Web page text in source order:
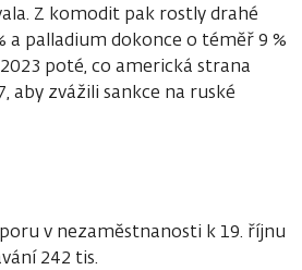
Z komodit pak rostly drahé
a palladium dokonce o téměř 9 %
poté, co americká strana
aby zvážili sankce na ruské
v nezaměstnanosti k 19. říjnu
242 tis.